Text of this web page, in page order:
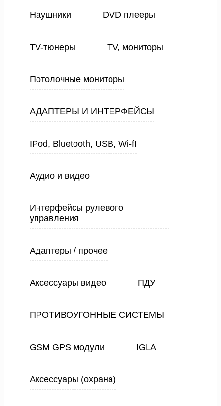
Наушники DVD плееры
TV-тюнеры TV, мониторы
Потолочные мониторы
АДАПТЕРЫ И ИНТЕРФЕЙСЫ
IPod, Bluetooth, USB, Wi-fI
Аудио и видео
Интерфейсы рулевого
управления
Адаптеры / прочее
Аксессуары видео ПДУ
ПРОТИВОУГОННЫЕ СИСТЕМЫ
GSM GPS модули IGLA
Аксессуары (охрана)